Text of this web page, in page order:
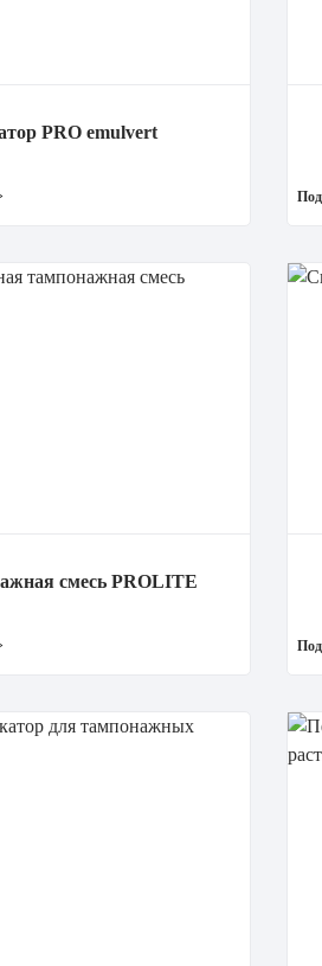
PRO emulvert
смесь PROLITE